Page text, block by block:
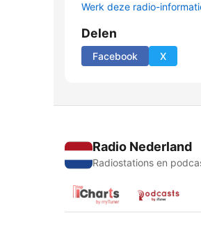
Werk deze radio-
Delen
Facebook X
Radio Nederland
Radiostations en